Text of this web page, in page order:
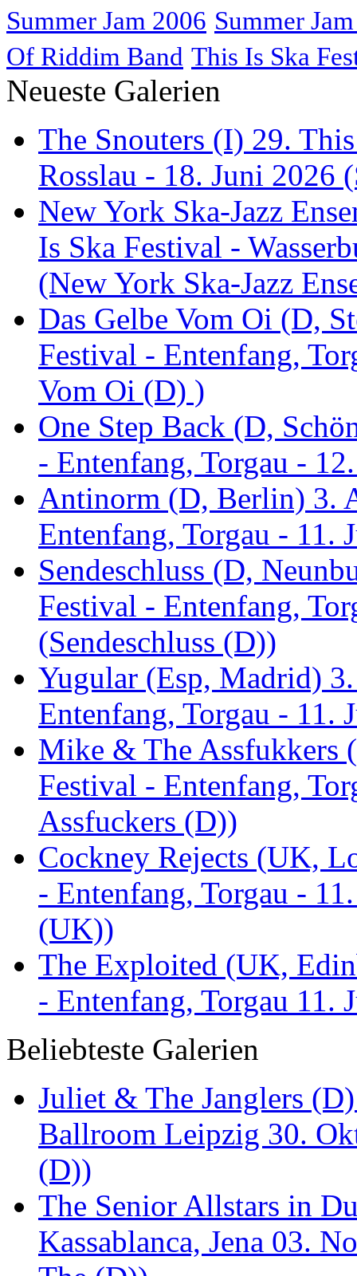
Summer Jam 2006 Summer
Of Riddim Band This Is Ska
Neueste Galerien
The Snouters (I) 29.
Rosslau - 18. Juni 2026
New York Ska-Jazz
Is Ska Festival -
(New York Ska-Jazz
Das Gelbe Vom Oi (D,
Festival - Entenfang,
Vom Oi (D) )
One Step Back (D,
- Entenfang, Torgau -
Antinorm (D, Berlin) 3.
Entenfang, Torgau -
Sendeschluss (D,
Festival - Entenfang,
(Sendeschluss (D))
Yugular (Esp, Madrid)
Entenfang, Torgau - 11.
Mike & The Assfukkers
Festival - Entenfang,
Assfuckers (D))
Cockney Rejects (UK,
- Entenfang, Torgau -
(UK))
The Exploited (UK,
- Entenfang, Torgau
Beliebteste Galerien
Juliet & The Janglers
Ballroom Leipzig 30.
(D))
The Senior Allstars in
Kassablanca, Jena 03.